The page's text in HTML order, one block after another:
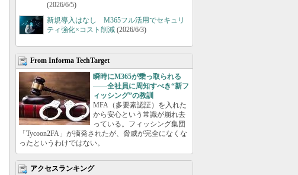
(2026/6/5)
新規導入はなし M365フル活用でセキュリ
ティ強化×コスト削減 (2026/6/3)
From Informa TechTarget
瞬時にM365が乗っ取られる
――全社員に周知すべき“新フ
ィッシング”の教訓
MFA（多要素認証）を入れた
から安心という常識が崩れ去
っている。フィッシング集団
「Tycoon2FA」が摘発されたが、脅威が完全になくな
ったというわけではない。
アクセスランキング